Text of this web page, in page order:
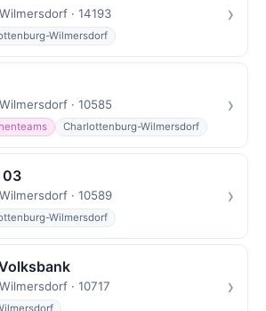
· 14193
Wilmersdorf
›
· 10585
Charlottenburg-Wilmersdorf
›
03
· 10589
Wilmersdorf
›
· 10717 ›